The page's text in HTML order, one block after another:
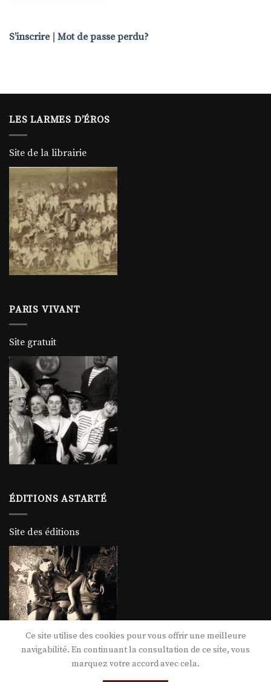
S’inscrire Mot de passe perdu?
LES LARMES D’ÉROS
Site de la librairie
PARIS VIVANT
Site gratuit
ÉDITIONS ASTARTÉ
Site des éditions
Ce site utilise des cookies pour vous offrir une meilleure
navigabilité. En continuant la consultation de ce site, vous
marquez votre accord avec cela.